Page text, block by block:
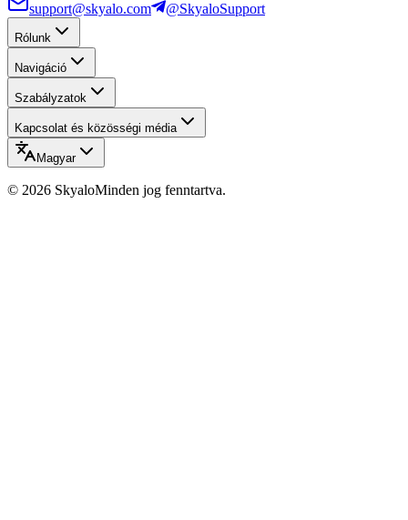
support@skyalo.com @SkyaloSupport
Rólunk
Navigáció
Szabályzatok
Kapcsolat és közösségi média
Magyar
© 2026 SkyaloMinden jog fenntartva.